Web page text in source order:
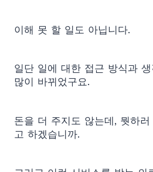
이해 못 할 일도 아닙니다.
일단 일에 대한 접근 방식과
많이 바뀌었구요.
돈을 더 주지도 않는데, 뭣하
고 하겠습니까.